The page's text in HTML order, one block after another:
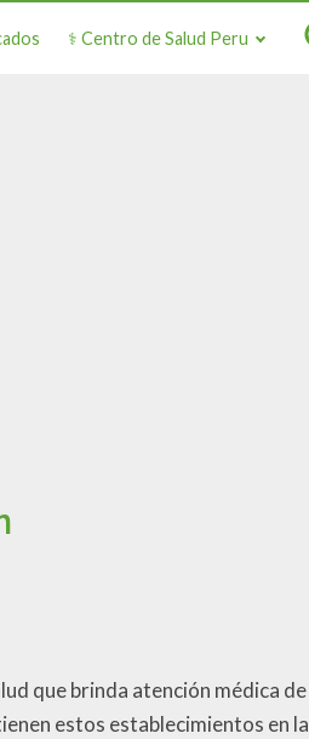
⚕️ Centro de Salud Peru
que brinda atención médica de
estos establecimientos en la